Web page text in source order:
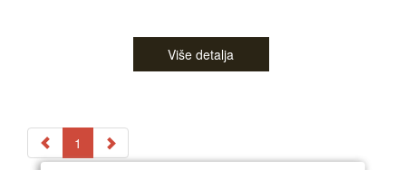
Više detalja
1